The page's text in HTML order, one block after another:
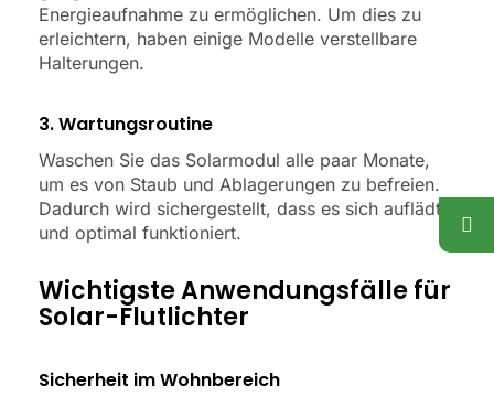
Energieaufnahme zu ermöglichen. Um dies zu
erleichtern, haben einige Modelle verstellbare
Halterungen.
3. Wartungsroutine
Waschen Sie das Solarmodul alle paar Monate,
um es von Staub und Ablagerungen zu befreien.
Dadurch wird sichergestellt, dass es sich auflädt
und optimal funktioniert.
Wichtigste Anwendungsfälle für
Solar-Flutlichter
Sicherheit im Wohnbereich